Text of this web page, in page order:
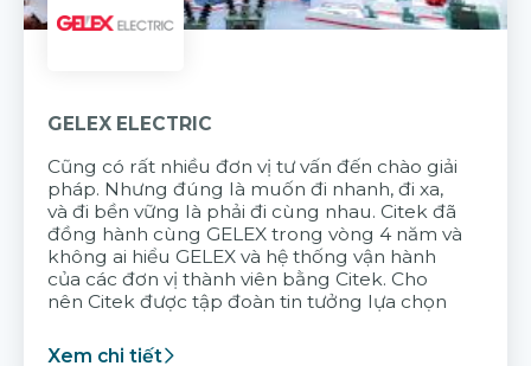
GELEX ELECTRIC
Cũng có rất nhiều đơn vị tư vấn đến chào giải
pháp. Nhưng đúng là muốn đi nhanh, đi xa,
và đi bền vững là phải đi cùng nhau. Citek đã
đồng hành cùng GELEX trong vòng 4 năm và
không ai hiểu GELEX và hệ thống vận hành
của các đơn vị thành viên bằng Citek. Cho
nên Citek được tập đoàn tin tưởng lựa chọn
Xem chi tiết